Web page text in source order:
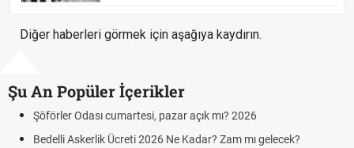
Diğer haberleri görmek için aşağıya kaydırın.
Şu An Popüler İçerikler
açık mı? 2026
Kadar? Zam mı gelecek?
Aras Kargo Cumartesi-pazar
Cumartesi çalışma saatleri!